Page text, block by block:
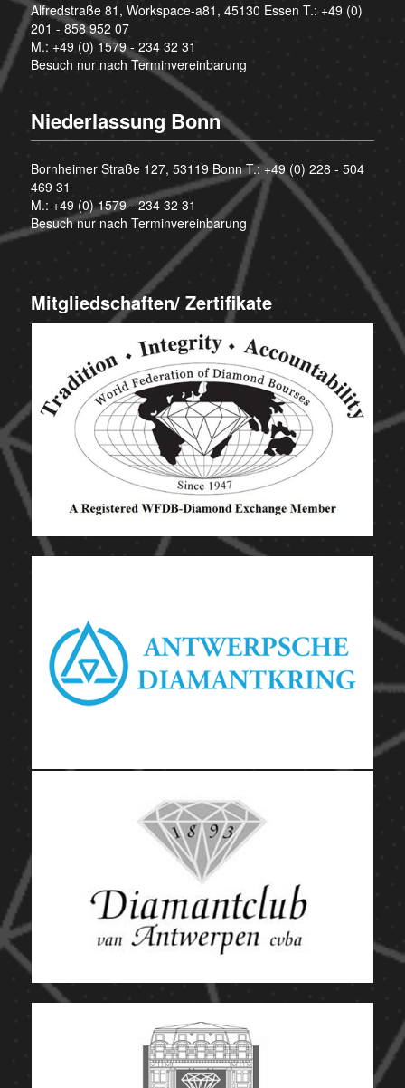
Alfredstraße 81, Workspace-a81, 45130 Essen T.: +49 (0)
201 - 858 952 07
M.: +49 (0) 1579 - 234 32 31
Besuch nur nach Terminvereinbarung
Niederlassung Bonn
Bornheimer Straße 127, 53119 Bonn T.:+49 (0) 228 - 504
469 31
M.: +49 (0) 1579 - 234 32 31
Besuch nur nach Terminvereinbarung
Mitgliedschaften/ Zertifikate